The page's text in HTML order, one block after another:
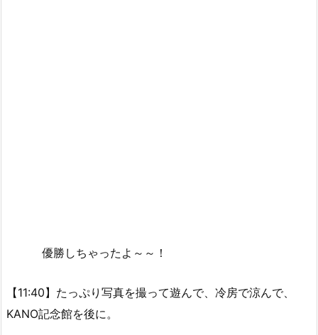
優勝しちゃったよ～～！
【11:40】たっぷり写真を撮って遊んで、冷房で涼んで、
KANO記念館を後に。